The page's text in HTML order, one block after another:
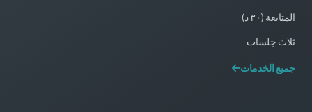
المتابعة (٣٠ د)
ثلاث جلسات
جميع الخدمات